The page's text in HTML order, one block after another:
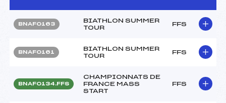
BNAF0163
BIATHLON SUMMER
TOUR
FFS
BNAF0161
BIATHLON SUMMER
TOUR
FFS
BNAF0134.FFS
CHAMPIONNATS DE
FRANCE MASS
START
FFS